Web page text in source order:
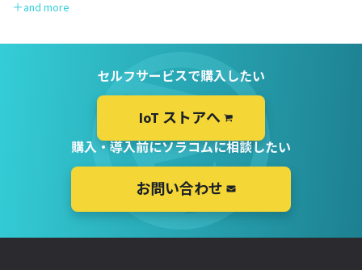
セルフサービスで購入したい
IoT ストアへ
購入・導入前にソラコムに相談したい
お問い合わせ